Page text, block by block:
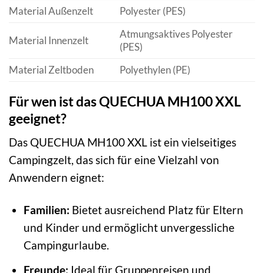
Material Außenzelt
Polyester (PES)
Material Innenzelt
Atmungsaktives Polyester
(PES)
Material Zeltboden
Polyethylen (PE)
Für wen ist das QUECHUA MH100 XXL
geeignet?
Das QUECHUA MH100 XXL ist ein vielseitiges
Campingzelt, das sich für eine Vielzahl von
Anwendern eignet:
Familien: Bietet ausreichend Platz für Eltern
und Kinder und ermöglicht unvergessliche
Campingurlaube.
Freunde: Ideal für Gruppenreisen und